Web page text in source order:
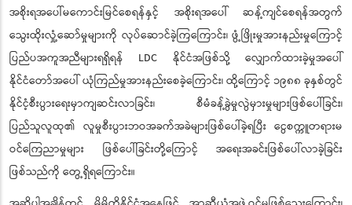
အစိုးရအပေါ်မကောင်းမြင်စေရန်နှင့် အစိုးရအပေါ် ဆန့်ကျင်စေရန်အတွက်
သွေးထိုးလှုံ့ဆော်မှုများကို လုပ်ဆောင်ခဲ့ကြကြောင်း၊ ဖွံ့ဖြိုးမှုအားနည်းမှုကြောင့်
ပြည်ပအကူအညီများရရှိရန် LDC နိုင်ငံအဖြစ်သို့ လျှောက်ထားခဲ့မှုအပေါ်
နိုင်ငံတော်အပေါ် ယုံကြည်မှုအားနည်းစေခဲ့ကြောင်း၊ ထို့ကြောင့် ၁၉၈၈ ခုနှစ်တွင်
နိုင်ငံ့စီးပွားရေးမှာကျဆင်းလာခြင်း၊ စီမံခန့်ခွဲမှုလွဲမှားမှုများဖြစ်ပေါ်ခြင်း၊
ပြည်သူလူထု၏ လူမှုစီးပွားဘဝအခက်အခဲများဖြစ်ပေါ်ခဲ့ရပြီး ငွေစက္ကူတရားမ
ဝင်ကြေညာမှုများ ဖြစ်ပေါ်ခြင်းတို့ကြောင့် အရေးအခင်းဖြစ်ပေါ်လာခဲ့ခြင်း
ဖြစ်သည်ကို တွေ့ရှိရကြောင်း။